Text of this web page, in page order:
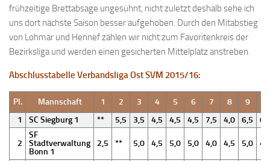
frühzeitige Brettabsage ungesühnt, nicht zuletzt deshalb sehe ich
uns dort nächste Saison besser aufgehoben. Durch den Mitabstieg
von Lohmar und Hennef zählen wir nicht zum Favoritenkreis der
Bezirksliga und werden einen gesicherten Mittelplatz anstreben.
Abschlusstabelle Verbandsliga Ost SVM 2015/16:
Pl. Mannschaft 1 2 3 4 5 6 7 8 9
1
SC Siegburg 1 ** 5,5 3,5 4,5 4,5 4,5 7,5 4,0 6,5
2
SF
Stadtverwaltung
Bonn 1
2,5 ** 5,0 4,5 5,0 5,0 4,0 4,5 5,0